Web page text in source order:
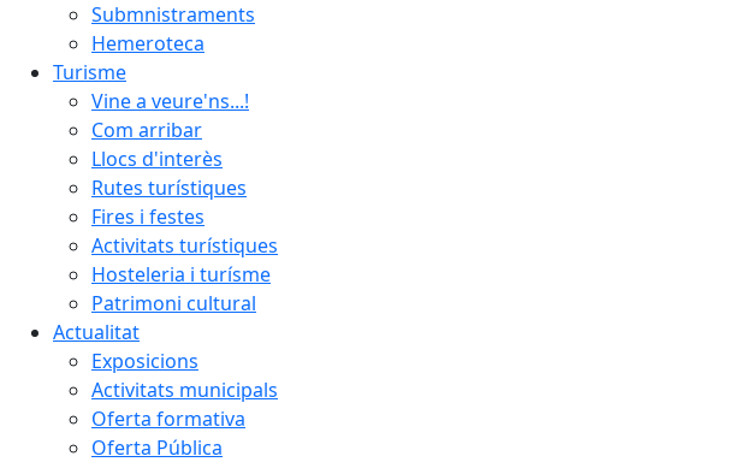
Submnistraments
Hemeroteca
Turisme
Vine a veure'ns...!
Com arribar
Llocs d'interès
Rutes turístiques
Fires i festes
Activitats turístiques
Hosteleria i turísme
Patrimoni cultural
Actualitat
Exposicions
Activitats municipals
Oferta formativa
Oferta Pública